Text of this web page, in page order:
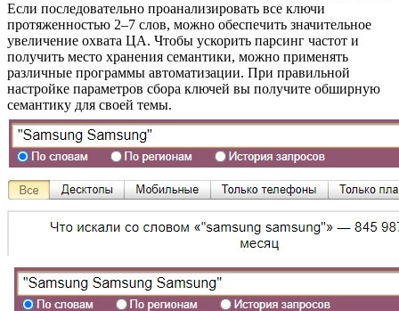
Если последовательно проанализировать все ключи
протяженностью 2–7 слов, можно обеспечить значительное
увеличение охвата ЦА. Чтобы ускорить парсинг частот и
получить место хранения семантики, можно применять
различные программы автоматизации. При правильной
настройке параметров сбора ключей вы получите обширную
семантику для своей темы.